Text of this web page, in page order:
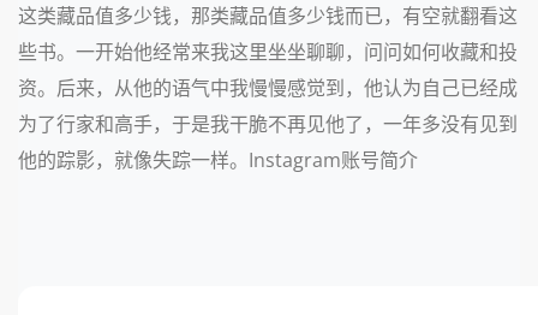
这类藏品值多少钱，那类藏品值多少钱而已，有空就翻看这
些书。一开始他经常来我这里坐坐聊聊，问问如何收藏和投
资。后来，从他的语气中我慢慢感觉到，他认为自己已经成
为了行家和高手，于是我干脆不再见他了，一年多没有见到
他的踪影，就像失踪一样。Instagram账号简介